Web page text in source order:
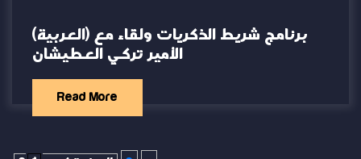
(العربية) برنامج شريط الذكريات ولقاء مع
الأمير تركي العطيشان
Read More